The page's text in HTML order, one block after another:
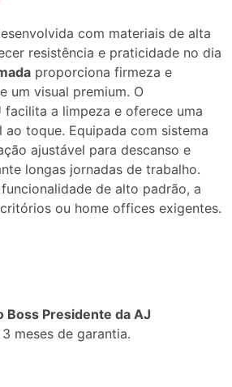
com materiais de alta
resistência e praticidade no dia
proporciona firmeza e
um visual premium. O
facilita a limpeza e oferece uma
toque. Equipada com sistema
ajustável para descanso e
longas jornadas de trabalho.
de alto padrão, a
ou home offices exigentes.
Boss Presidente da AJ
meses de garantia.